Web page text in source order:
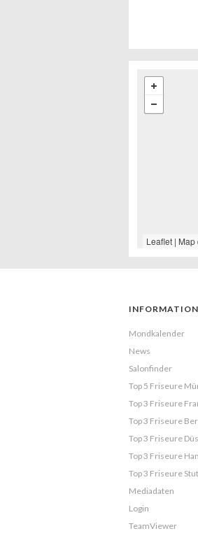
Leaflet| Map
INFORMATION
Mondkalender
News
Salonfinder
Top 5 Friseure
Top 3 Friseure
Top 3 Friseure
Top 3 Friseure
Top 3 Friseure
Top 3 Friseure
Mediadaten
Login
TeamViewer